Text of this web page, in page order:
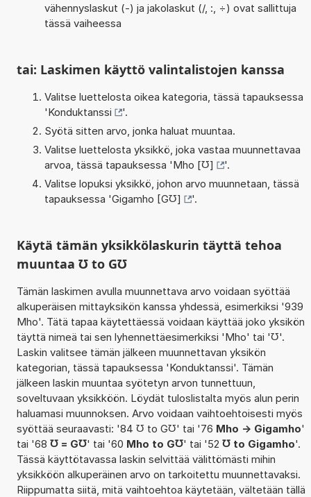
vähennyslaskut (-) ja jakolaskut (/, :, ÷) ovat sallittuja
tässä vaiheessa
tai: Laskimen käyttö valintalistojen kanssa
Valitse luettelosta oikea kategoria, tässä tapauksessa
'Konduktanssi
'.
Syötä sitten arvo, jonka haluat muuntaa.
Valitse luettelosta yksikkö, joka vastaa muunnettavaa
arvoa, tässä tapauksessa 'Mho [℧]
'.
Valitse lopuksi yksikkö, johon arvo muunnetaan, tässä
tapauksessa 'Gigamho [G℧] '.
Käytä tämän yksikkölaskurin täyttä tehoa
muuntaa ℧ to G℧
Tämän laskimen avulla muunnettava arvo voidaan syöttää
alkuperäisen mittayksikön kanssa yhdessä, esimerkiksi '939
Mho'. Tätä tapaa käytettäessä voidaan käyttää joko yksikön
täyttä nimeä tai sen lyhennettäesimerkiksi 'Mho' tai '℧'.
Laskin valitsee tämän jälkeen muunnettavan yksikön
kategorian, tässä tapauksessa 'Konduktanssi'. Tämän
jälkeen laskin muuntaa syötetyn arvon tunnettuun,
soveltuvaan yksikköön. Löydät tuloslistalta myös alun perin
haluamasi muunnoksen. Arvo voidaan vaihtoehtoisesti myös
syöttää seuraavasti: '84 ℧ to G℧' tai '76 Mho -> Gigamho'
tai '68 ℧ = G℧' tai '60 Mho to G℧' tai '52 ℧ to Gigamho'.
Tässä käyttötavassa laskin selvittää välittömästi mihin
yksikköön alkuperäinen arvo on tarkoitettu muunnettavaksi.
Riippumatta siitä, mitä vaihtoehtoa käytetään, vältetään tällä